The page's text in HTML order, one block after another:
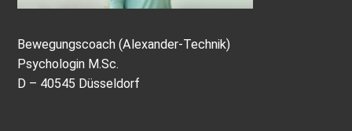
Bewegungscoach (Alexander-Technik)
Psychologin M.Sc.
D – 40545 Düsseldorf